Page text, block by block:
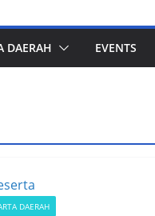
DAERAH EVENTS
DAERAH